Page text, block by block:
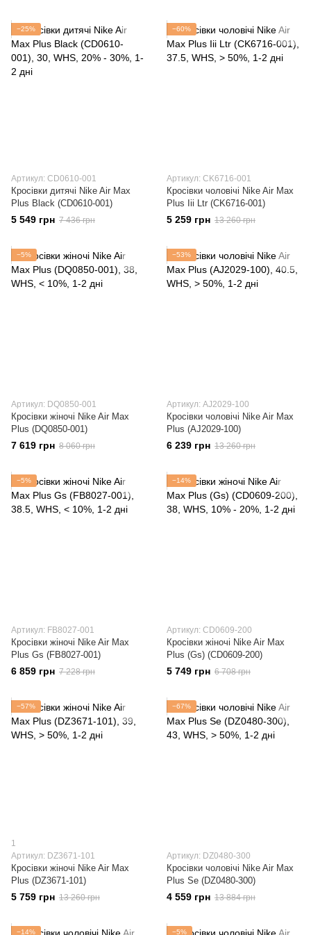
−25%
Артикул: CD0610-001
Кросівки дитячі Nike Air Max
Plus Black (CD0610-001)
5 549 грн 7 436 грн
−60%
Артикул: CK6716-001
Кросівки чоловічі Nike Air Max
Plus Iii Ltr (CK6716-001)
5 259 грн 13 260 грн
−5%
Артикул: DQ0850-001
Кросівки жіночі Nike Air Max
Plus (DQ0850-001)
7 619 грн 8 060 грн
−53%
Артикул: AJ2029-100
Кросівки чоловічі Nike Air Max
Plus (AJ2029-100)
6 239 грн 13 260 грн
−5%
Артикул: FB8027-001
Кросівки жіночі Nike Air Max
Plus Gs (FB8027-001)
6 859 грн 7 228 грн
−14%
Артикул: CD0609-200
Кросівки жіночі Nike Air Max
Plus (Gs) (CD0609-200)
5 749 грн 6 708 грн
−57%
1
Артикул: DZ3671-101
Кросівки жіночі Nike Air Max
Plus (DZ3671-101)
5 759 грн 13 260 грн
−67%
Артикул: DZ0480-300
Кросівки чоловічі Nike Air Max
Plus Se (DZ0480-300)
4 559 грн 13 884 грн
−14% −5%